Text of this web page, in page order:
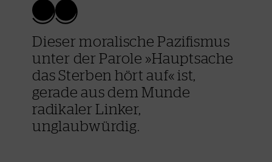
Dieser moralische Pazifismus
unter der Parole »Hauptsache
das Sterben hört auf« ist,
gerade aus dem Munde
radikaler Linker,
unglaubwürdig.